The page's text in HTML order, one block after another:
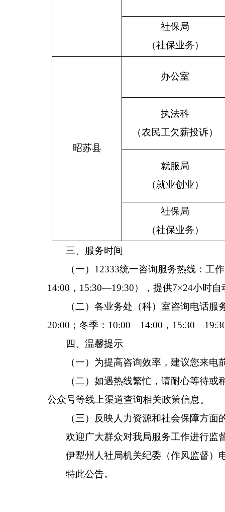
社保局
（社保业务）
昭苏县
办公室
执法科
（农民工欠薪投诉）
就服局
（就业创业）
社保局
（社保业务）
三、服务时间
（一）12333统一咨询服务热线：
14:00，15:30—19:30），提供7×24小时自
（二）各业务处（科）室咨询电话
20:00；冬季：10:00—14:00，
四、温馨提示
（一）为提高咨询效率，建议您来
（二）如遇热线繁忙，请耐心等待
公众号等线上渠道查询相关政策信息。
（三）反映人力资源和社会保障方
欢迎广大群众对我局服务工作进行监
伊犁州人社局机关纪委（作风监督）
特此公告。